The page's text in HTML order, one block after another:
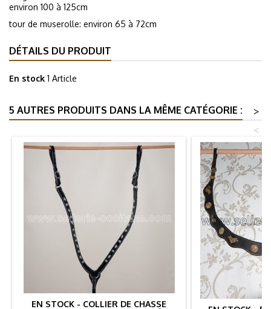
environ 100 à 125cm
tour de muserolle: environ 65 à 72cm
DÉTAILS DU PRODUIT
En stock 1 Article
5 AUTRES PRODUITS DANS LA MÊME CATÉGORIE :
>
<
EN STOCK - COLLIER DE CHASSE